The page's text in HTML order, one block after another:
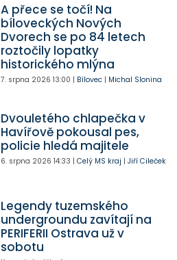
A přece se točí! Na
bíloveckých Nových
Dvorech se po 84 letech
roztočily lopatky
historického mlýna
7. srpna 2026 13:00 | Bílovec| Michal Slonina
Dvouletého chlapečka v
Havířově pokousal pes,
policie hledá majitele
6. srpna 2026 14:33 | Celý MS kraj | Jiří Cileček
Legendy tuzemského
undergroundu zavítají na
PERIFERII Ostrava už v
sobotu